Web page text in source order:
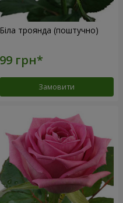
Біла троянда (поштучно)
Замовити